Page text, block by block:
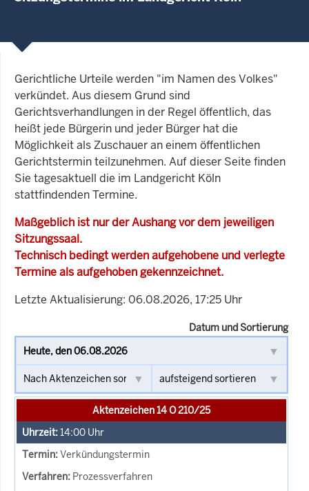
Gerichtliche Urteile werden "im Namen des Volkes"
verkündet. Aus diesem Grund sind
Gerichtsverhandlungen in der Regel öffentlich, das
heißt jede Bürgerin und jeder Bürger hat die
Möglichkeit als Zuschauer an einem öffentlichen
Gerichtstermin teilzunehmen. Auf dieser Seite finden
Sie tagesaktuell die im Landgericht Köln
stattfindenden Termine.
Maßgeblich ist nur der Aushang vor dem jeweiligen
Sitzungssaal.
Technisch bedingt werden aufgehobene und verlegte
Termine als aufgehoben gekennzeichnet.
Letzte Aktualisierung: 06.08.2026, 17:25 Uhr
Datum und Sortierung
Aktenzeichen 14 O 210/25
14:00 Uhr
Verkündungstermin
Prozessverfahren